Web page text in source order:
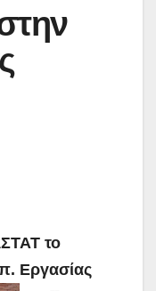
το
Εργασίας